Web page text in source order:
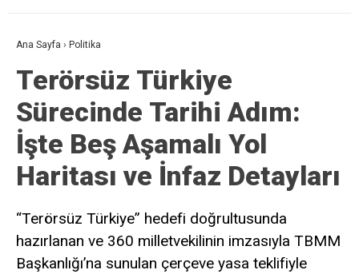
Ana Sayfa › Politika
Terörsüz Türkiye
Sürecinde Tarihi Adım:
İşte Beş Aşamalı Yol
Haritası ve İnfaz Detayları
“Terörsüz Türkiye” hedefi doğrultusunda
hazırlanan ve 360 milletvekilinin imzasıyla TBMM
Başkanlığı’na sunulan çerçeve yasa teklifiyle